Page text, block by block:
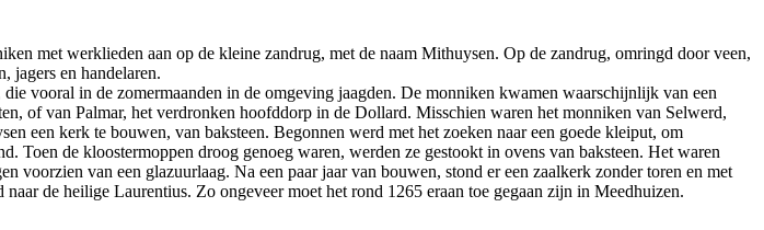
met werklieden aan op de kleine zandrug, met de naam Mithuysen. Op de zandrug, omringd door veen,
jagers en handelaren.
vooral in de zomermaanden in de omgeving jaagden. De monniken kwamen waarschijnlijk van een
of van Palmar, het verdronken hoofddorp in de Dollard. Misschien waren het monniken van Selwerd,
een kerk te bouwen, van baksteen. Begonnen werd met het zoeken naar een goede kleiput, om
Toen de kloostermoppen droog genoeg waren, werden ze gestookt in ovens van baksteen. Het waren
voorzien van een glazuurlaag. Na een paar jaar van bouwen, stond er een zaalkerk zonder toren en met
de heilige Laurentius. Zo ongeveer moet het rond 1265 eraan toe gegaan zijn in Meedhuizen.